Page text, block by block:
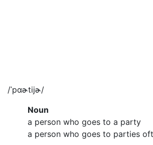
/ˈpɑɚtijɚ/
Noun
a person who goes to a party
a person who goes to parties